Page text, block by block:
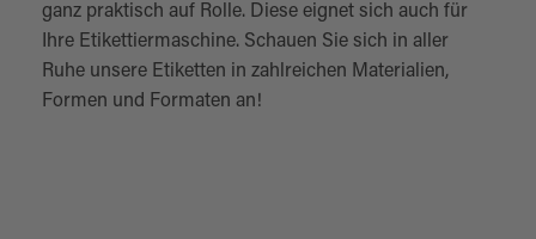
ganz praktisch auf Rolle. Diese eignet sich auch für
Ihre Etikettiermaschine. Schauen Sie sich in aller
Ruhe unsere Etiketten in zahlreichen Materialien,
Formen und Formaten an!